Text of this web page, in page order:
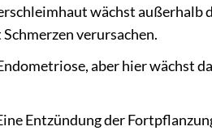
wächst außerhalb
verursachen.
aber hier wächst
Entzündung der